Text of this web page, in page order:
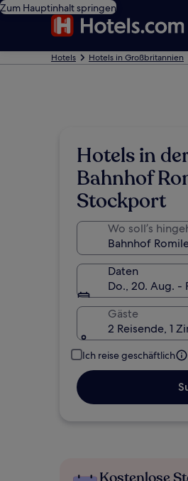
Zum Hauptinhalt springen
Hotels Hotels in Großbritannien
Hotels in
Bahnhof
Stockport
Wo soll’s
Daten
Do., 20. Aug. -
Gäste
2 Reisende, 1
Ich reise geschäftlich